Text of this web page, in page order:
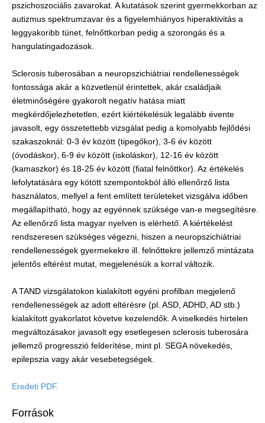
pszichoszociális zavarokat. A kutatások szerint gyermekkorban az
autizmus spektrumzavar és a figyelemhiányos hiperaktivitás a
leggyakoribb tünet, felnőttkorban pedig a szorongás és a
hangulatingadozások.
Sclerosis tuberosában a neuropszichiátriai rendellenességek
fontossága akár a közvetlenül érintettek, akár családjaik
életminőségére gyakorolt negatív hatása miatt
megkérdőjelezhetetlen, ezért kiértékelésük legalább évente
javasolt, egy összetettebb vizsgálat pedig a komolyabb fejlődési
szakaszoknál: 0-3 év között (tipegőkor), 3-6 év között
(óvodáskor), 6-9 év között (iskoláskor), 12-16 év között
(kamaszkor) és 18-25 év között (fiatal felnőttkor). Az értékelés
lefolytatására egy kötött szempontokból álló ellenőrző lista
használatos, mellyel a fent említett területeket vizsgálva időben
megállapítható, hogy az egyénnek szüksége van-e megsegítésre.
Az ellenőrző lista magyar nyelven is elérhető. A kiértékelést
rendszeresen szükséges végezni, hiszen a neuropszichiátriai
rendellenességek gyermekekre ill. felnőttekre jellemző mintázata
jelentős eltérést mutat, megjelenésük a korral változik.
A TAND vizsgálatokon kialakított egyéni profilban megjelenő
rendellenességek az adott eltérésre (pl. ASD, ADHD, AD stb.)
kialakított gyakorlatot követve kezelendők. A viselkedés hirtelen
megváltozásakor javasolt egy esetlegesen sclerosis tuberosára
jellemző progresszió felderítése, mint pl. SEGA növekedés,
epilepszia vagy akár vesebetegségek.
Eredeti PDF.
Források